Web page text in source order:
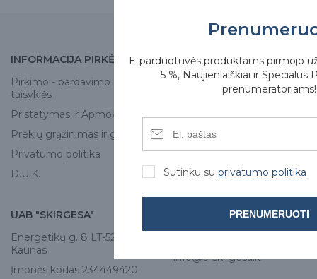
INFORMACIJA PIRKĖJUI
Pirkimo - pardavimo
taisyklės
Pristatymas ir Apmokėjimas
Prekių grąžinimas ir garantija
Privatumo politika
D.U.K.
APIE MUS
Apie mus
Kontaktai
UAB "SKIRGESA"
Energetikų g. 8 LT-52461,
Kaunas
Įmonės kodas 234449420
KONTAKTAI
info@e-skirgesa.lt
E-parduotuvės produktams pirmojo
5 %, Naujienlaiškiai ir Specialūs
prenumeratoriams!
Sutinku su privatumo politika
PRENUMERUOTI